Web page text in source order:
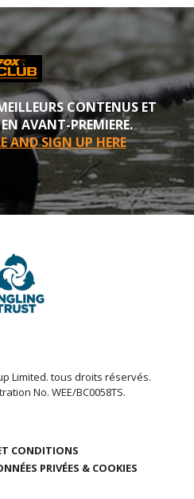
CONTENUS ET
AVANT-PREMIERE.
AND SIGN UP HERE
Limited. tous droits réservés.
No. WEE/BC0058TS.
CONDITIONS
PRIVÉES & COOKIES